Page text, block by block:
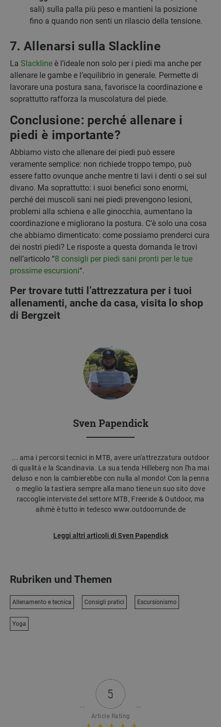
sali) sulla palla più peso e mantieni la posizione
fino a quando non senti un rilascio della tensione.
7. Allenarsi sulla Slackline
La Slackline è l’ideale non solo per i piedi ma anche per
allenare le gambe e l’equilibrio in generale. Permette di
lavorare una postura sana, favorisce la coordinazione e
soprattutto rafforza la muscolatura del piede.
Conclusione: perché allenare i
piedi è importante?
Abbiamo visto che allenare dei piedi può essere
veramente semplice: non richiede troppo tempo, può
essere fatto ovunque anche mentre ti lavi i denti o sei sul
divano. Ma soprattutto: i suoi benefici sono enormi,
perché dei muscoli sani nei piedi prevengono lesioni,
problemi alla schiena e alle ginocchia, aumentano la
coordinazione e migliorano la postura. C’è solo una cosa
che abbiamo dimenticato: come possiamo prenderci cura
dei nostri piedi? Le risposte a questa domanda le trovi
nell’articolo “8 consigli per piedi sani pronti per le tue
prossime escursioni“.
Per trovare tutti l’attrezzatura per i tuoi
allenamenti, anche da casa, visita lo shop
di Bergzeit
Sven Papendick
... ama i percorsi tecnici in MTB, avere un'attrezzatura outdoor
di qualità e la Scandinavia. La sua tenda Hilleberg non l'ha mai
deluso e non la cambierebbe con nulla al mondo! Con la penna
o meglio la tastiera sempre alla mano tiene un suo sito dove
raccoglie interviste del settore MTB, Freeride & Outdoor, ma
aihmè è tutto in tedesco www.outdoorrunde.de
Leggi altri articoli di Sven Papendick
Rubriken und Themen
Allenamento e tecnica Consigli pratici Escursionismo
Yoga
5
Article Rating